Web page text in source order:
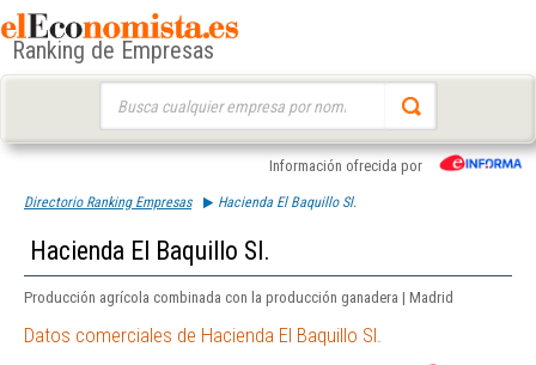
Ranking de Empresas
Información ofrecida por
Directorio Ranking Empresas Hacienda El Baquillo Sl.
Hacienda El Baquillo Sl.
Producción agrícola combinada con la producción ganadera | Madrid
Datos comerciales de Hacienda El Baquillo Sl.